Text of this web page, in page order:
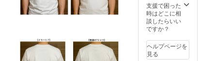
支援で困った
時はどこに相
談したらいい
ですか？
ヘルプページを
見る